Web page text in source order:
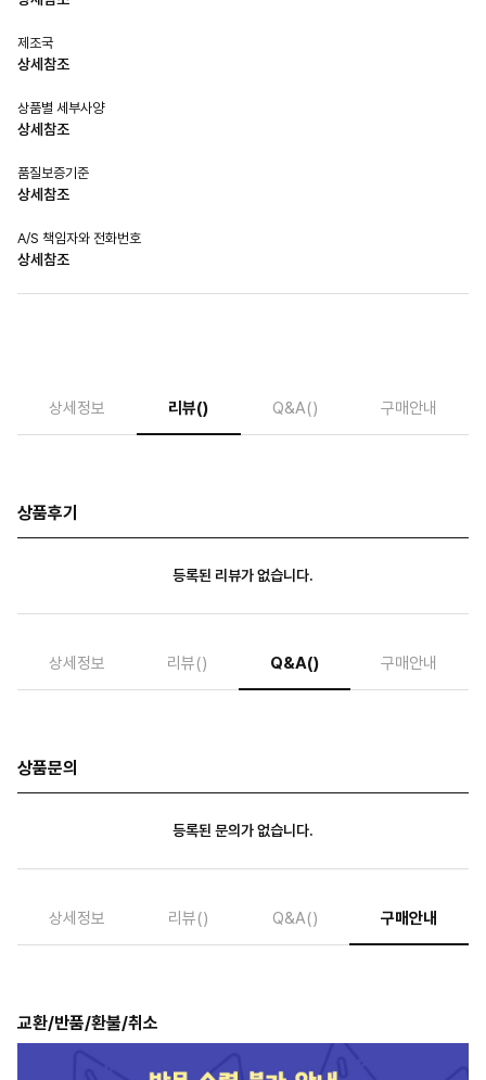
제조국
상세참조
상품별 세부사양
상세참조
품질보증기준
상세참조
A/S 책임자와 전화번호
상세참조
상세정보 리뷰() Q&A() 구매안내
상품후기
등록된 리뷰가 없습니다.
상세정보 리뷰() Q&A() 구매안내
상품문의
등록된 문의가 없습니다.
상세정보 리뷰() Q&A() 구매안내
교환/반품/환불/취소